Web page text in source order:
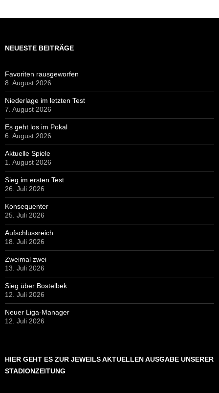
NEUESTE BEITRÄGE
Favoriten rausgeworfen
8. August 2026
Niederlage im letzten Test
7. August 2026
Es geht los im Pokal
6. August 2026
Aktuelle Spiele
1. August 2026
Sieg im ersten Test
26. Juli 2026
Konsequenter
25. Juli 2026
Aufschlussreich
18. Juli 2026
Zweimal zwei
13. Juli 2026
Sieg über Bostelbek
12. Juli 2026
Neuer Liga-Manager
12. Juli 2026
HIER GEHT ES ZUR JEWEILS AKTUELLEN AUSGABE UNSERER
STADIONZEITUNG